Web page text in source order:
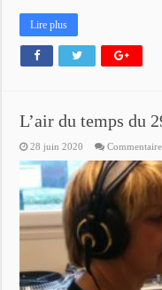
Lire plus
L’air du temps du
28 juin 2020